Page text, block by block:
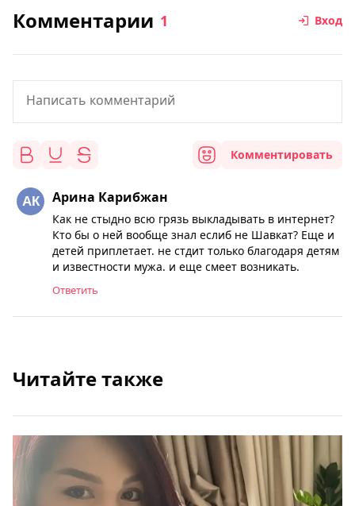
Комментарии 1 Вход
Комментировать
Арина Карибжан
Как не стыдно всю грязь выкладывать в интернет?
Кто бы о ней вообще знал еслиб не Шавкат? Еще и
детей приплетает. не стдит только благодаря детям
и известности мужа. и еще смеет возникать.
Ответить
Читайте также